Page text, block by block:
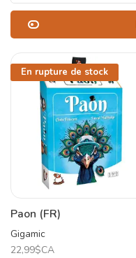
En rupture de stock
Paon (FR)
Gigamic
22,99$CA